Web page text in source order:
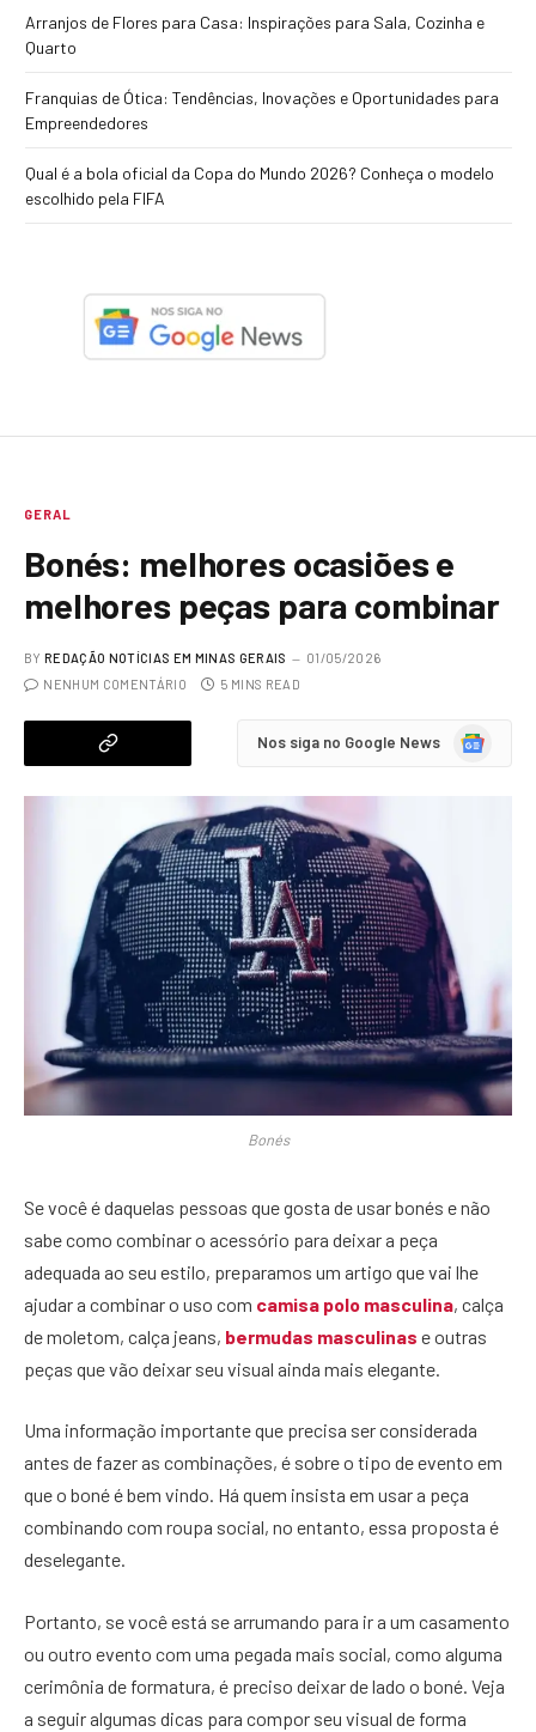
Arranjos de Flores para Casa: Inspirações para Sala, Cozinha e
Quarto
Franquias de Ótica: Tendências, Inovações e Oportunidades para
Empreendedores
Qual é a bola oficial da Copa do Mundo 2026? Conheça o modelo
escolhido pela FIFA
GERAL
Bonés: melhores ocasiões e
melhores peças para combinar
BY REDAÇÃO NOTÍCIAS EM MINAS GERAIS
01/05/2026
NENHUM COMENTÁRIO
5 MINS READ
Nos siga no Google News
Google
Bonés
Se você é daquelas pessoas que gosta de usar bonés e não
sabe como combinar o acessório para deixar a peça
adequada ao seu estilo, preparamos um artigo que vai lhe
ajudar a combinar o uso com camisa polo masculina, calça
de moletom, calça jeans, bermudas masculinas e outras
peças que vão deixar seu visual ainda mais elegante.
Uma informação importante que precisa ser considerada
antes de fazer as combinações, é sobre o tipo de evento em
que o boné é bem vindo. Há quem insista em usar a peça
combinando com roupa social, no entanto, essa proposta é
deselegante.
Portanto, se você está se arrumando para ir a um casamento
ou outro evento com uma pegada mais social, como alguma
cerimônia de formatura, é preciso deixar de lado o boné. Veja
a seguir algumas dicas para compor seu visual de forma